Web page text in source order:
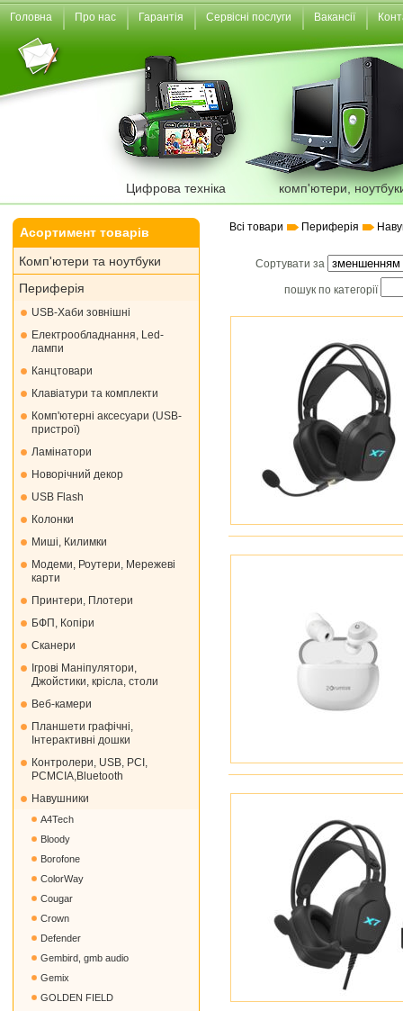
Головна Про нас Гарантія Сервісні послуги Вакансії
Цифрова техніка комп'ютери,
Асортимент товарів
Комп'ютери та ноутбуки
Периферія
USB-Хаби зовнішні
Електрообладнання, Led-
лампи
Канцтовари
Клавіатури та комплекти
Комп'ютерні аксесуари (USB-
пристрої)
Ламінатори
Новорічний декор
USB Flash
Колонки
Миші, Килимки
Модеми, Роутери, Мережеві
карти
Принтери, Плотери
БФП, Копіри
Сканери
Ігрові Маніпулятори,
Джойстики, крісла, столи
Веб-камери
Планшети графічні,
Інтерактивні дошки
Контролери, USB, PCI,
PCMCIA,Bluetooth
Навушники
A4Tech
Bloody
Borofone
ColorWay
Cougar
Crown
Defender
Gembird, gmb audio
Gemix
GOLDEN FIELD
Всі товари Периферія
Сортувати за
пошук по категорії